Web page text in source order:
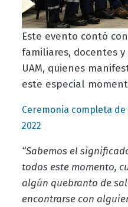
Este evento contó
familiares, docentes
UAM, quienes
este especial
Ceremonia completa
2022
“Sabemos el
todos este momento,
algún quebranto de
encontrarse con